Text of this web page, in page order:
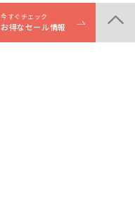
今すぐチェック
お得なセール情報